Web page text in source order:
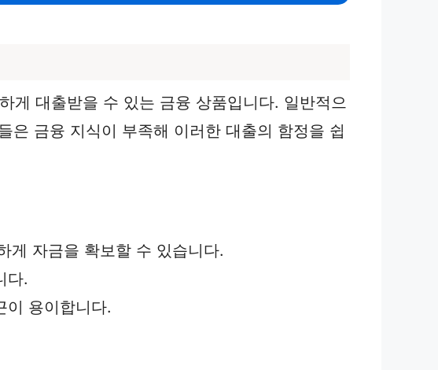
게 대출받을 수 있는 금융 상품입니다. 일반적으
은 금융 지식이 부족해 이러한 대출의 함정을 쉽
게 자금을 확보할 수 있습니다.
다.
이 용이합니다.